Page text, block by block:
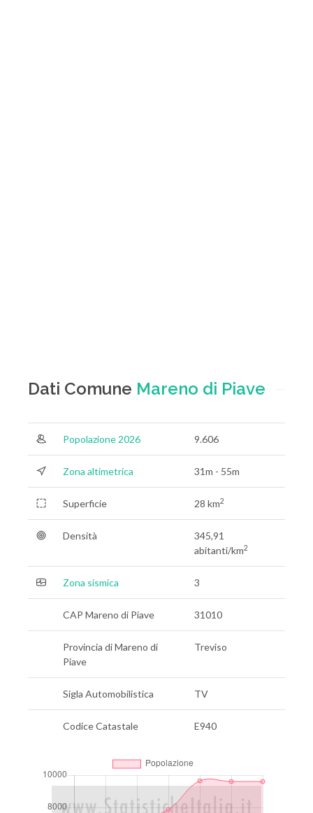
Dati Comune Mareno di Piave
Popolazione 2026 9.606
Zona altimetrica 31m - 55m
Superficie 28 km2
Densità
345,91
abitanti/km2
Zona sismica 3
CAP Mareno di Piave 31010
Provincia di Mareno di
Piave
Treviso
Sigla Automobilistica TV
Codice Catastale E940